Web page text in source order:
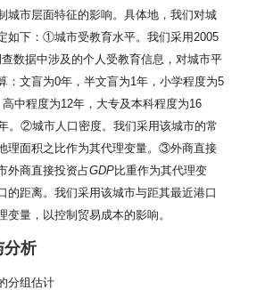
城市层面特征的影响。具体地，我们对城
如下：①城市受教育水平。我们采用2005
数据中涉及的个人受教育信息，对城市平
：文盲为0年，半文盲为1年，小学程度为5
中程度为12年，大专及本科程度为16
。②城市人口密度。我们采用该城市的常
理面积之比作为其代理变量。③外商直接
外商直接投资占GDP比重作为其代理变
距离。我们采用该城市与距其最近港口
变量，以控制贸易成本的影响。
分析
分组估计